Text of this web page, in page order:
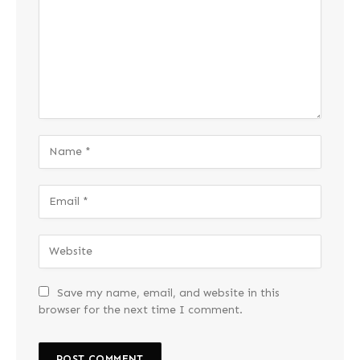
Save my name, email, and website in this
browser for the next time I comment.